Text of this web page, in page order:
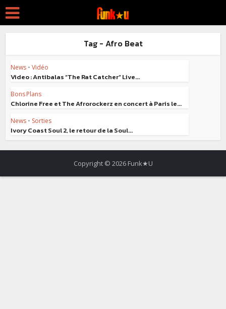
Tag - Afro Beat
News • Vidéo
Video : Antibalas “The Rat Catcher” Live...
Bons Plans
Chlorine Free et The Afrorockerz en concert à Paris le...
News • Sorties
Ivory Coast Soul 2, le retour de la Soul...
Copyright © 2026 Funk★U